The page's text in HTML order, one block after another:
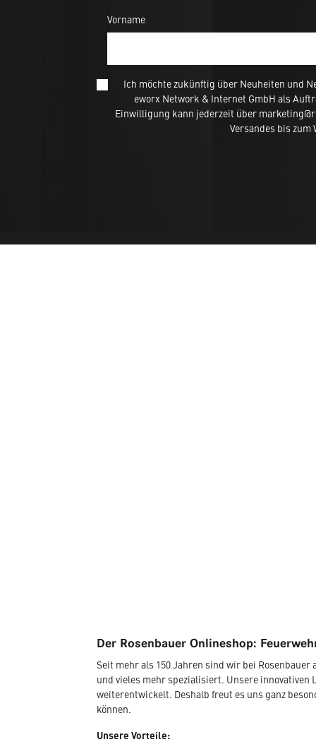
Vorname
Ich möchte zukünftig über Neuheiten und
eworx Network & Internet GmbH als
Einwilligung kann jederzeit über
Versandes bis
Der Rosenbauer Onlineshop:
Seit mehr als 150 Jahren sind wir bei
und vieles mehr spezialisiert. Unsere
weiterentwickelt. Deshalb freut es uns ganz
können.
Unsere Vorteile: